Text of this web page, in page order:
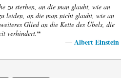
zu sterben, an die man glaubt, wie an
leiden, an die man nicht glaubt, wie an
Glied an die Kette des Übels, die
verhindert.“
— Albert Einstein